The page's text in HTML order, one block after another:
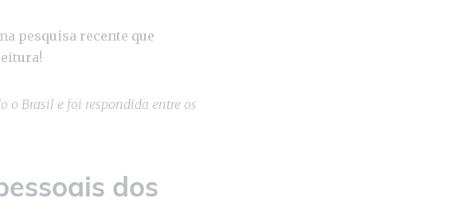
pesquisa recente que
o Brasil e foi respondida entre os
dos